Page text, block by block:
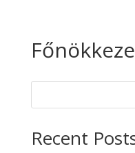
Recent